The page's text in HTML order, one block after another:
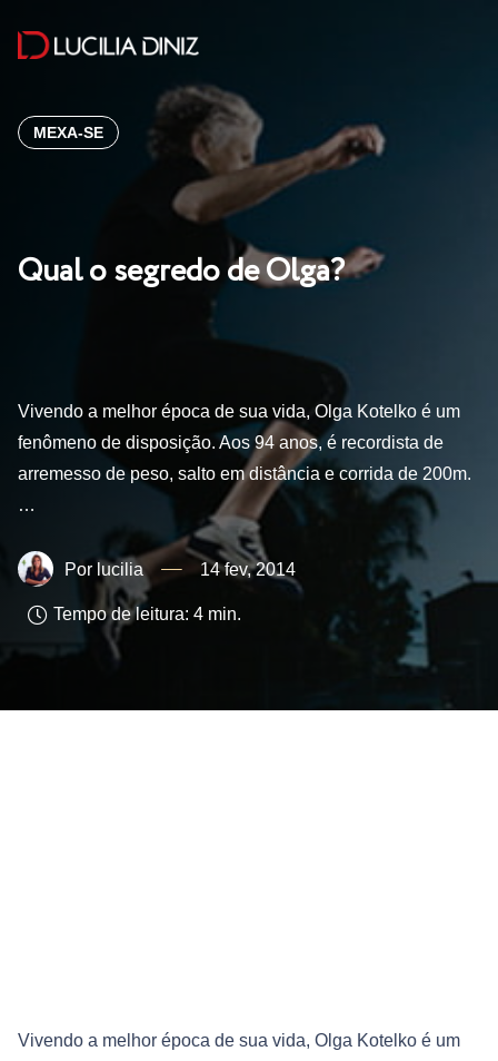
MEXA-SE
Qual o segredo de Olga?
Vivendo a melhor época de sua vida, Olga Kotelko é um
fenômeno de disposição. Aos 94 anos, é recordista de
arremesso de peso, salto em distância e corrida de 200m.
…
lucilia 14 fev, 2014
Tempo de leitura: 4 min.
Vivendo a melhor época de sua vida, Olga Kotelko é um